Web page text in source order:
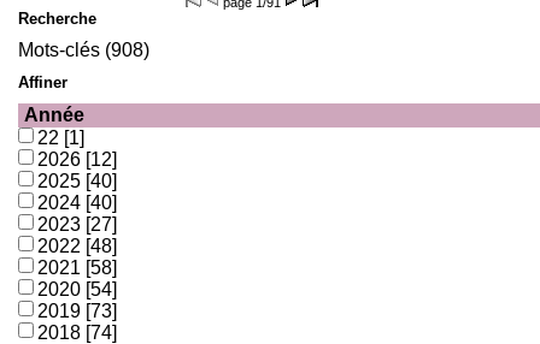
Recherche
Mots-clés (908)
Affiner
Année
22 [1]
2026 [12]
2025 [40]
2024 [40]
2023 [27]
2022 [48]
2021 [58]
2020 [54]
2019 [73]
2018 [74]